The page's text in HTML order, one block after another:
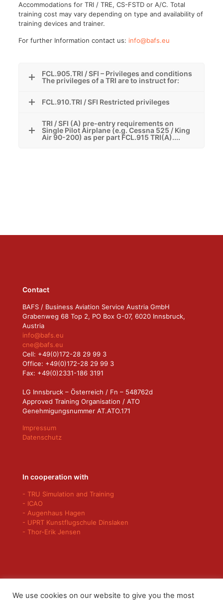
Accommodations for TRI / TRE, CS-FSTD or A/C. Total
training cost may vary depending on type and availability of
training devices and trainer.
For further Information contact us: info@bafs.eu
FCL.905.TRI / SFI – Privileges and conditions
The privileges of a TRI are to instruct for:
FCL.910.TRI / SFI Restricted privileges
TRI / SFI (A) pre-entry requirements on
Single Pilot Airplane (e.g. Cessna 525 / King
Air 90-200) as per part FCL.915 TRI(A)....
Contact
BAFS / Business Aviation Service Austria GmbH
Grabenweg 68 Top 2, PO Box G-07, 6020 Innsbruck,
Austria
info@bafs.eu
cne@bafs.eu
Cell: +49(0)172-28 29 99 3
Office: +49(0)172-28 29 99 3
Fax: +49(0)2331-186 3191
LG Innsbruck – Österreich / Fn – 548762d
Approved Training Organisation / ATO
Genehmigungsnummer AT.ATO.171
Impressum
Datenschutz
In cooperation with
- TRU Simulation and Training
- ICAO
- Augenhaus Hagen
- UPRT Kunstflugschule Dinslaken
- Thor-Erik Jensen
We use cookies on our website to give you the most